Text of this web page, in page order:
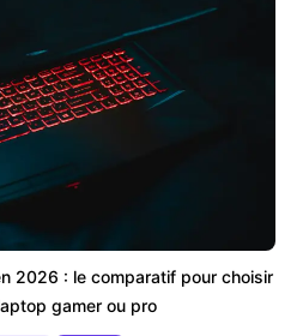
2026 : le comparatif pour choisir
gamer ou pro